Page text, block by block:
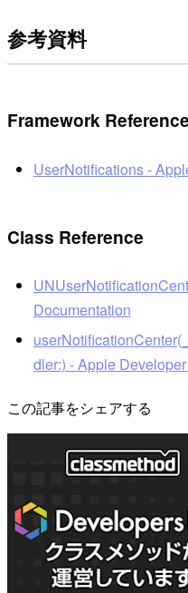
参考資料
Framework Reference
UserNotifications -
Class Reference
Documentation
dler:) - Apple
この記事をシェアする